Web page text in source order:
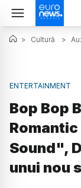
> Cultură >
ENTERTAINMENT
Bop Bop
Sound",
unui nou